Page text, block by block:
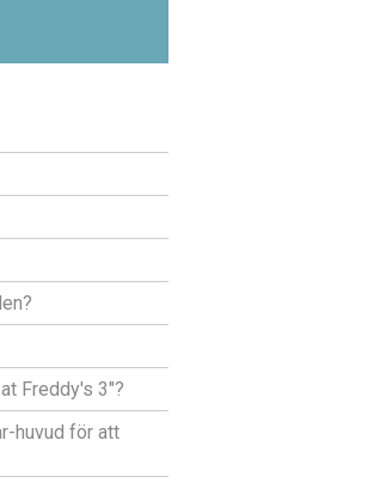
Freddy's 3"?
huvud för att